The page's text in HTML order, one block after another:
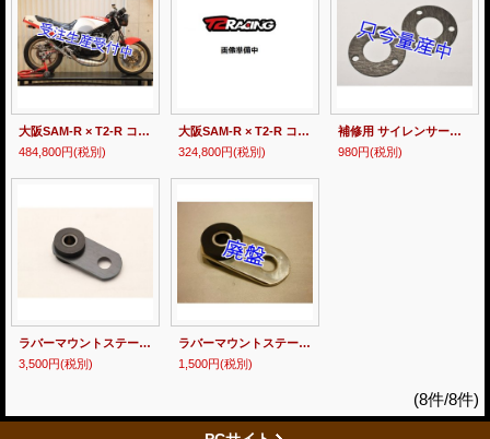
大阪SAM-R × T2-R コラボ RZ250R用 チタン 左右出しチャンバー 【 RACE 】
484,800円(税別)
大阪SAM-R × T2-R コラボ RZ250用 ステンレス クロスチャンバー 【 STREET 】
324,800円(税別)
補修用 サイレンサーガスケット 60mm [2個1セット]
980円(税別)
ラバーマウントステー 【 チタン 】
3,500円(税別)
ラバーマウントステー 【 ステンレス 】
1,500円(税別)
(8件/8件)